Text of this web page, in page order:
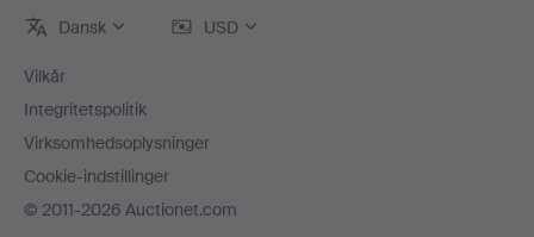
Dansk USD
Vilkår
Integritetspolitik
Virksomhedsoplysninger
Cookie-indstillinger
© 2011-2026 Auctionet.com